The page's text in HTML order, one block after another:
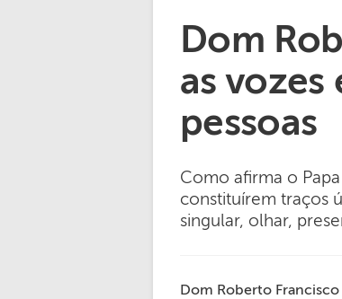
Dom
as vozes
pessoas
Como afirma o
constituírem traços
singular, olhar,
Dom Roberto